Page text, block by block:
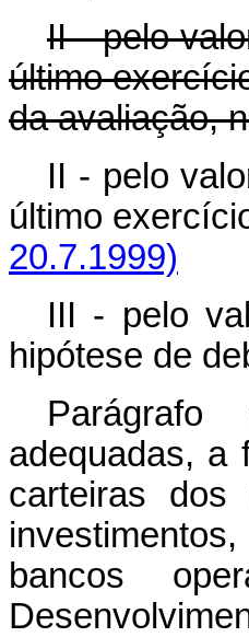
II - pelo
último
da avaliação,
II - pelo
último
20.7.1999)
III - pelo
hipótese de
adequadas, a
carteiras dos
bancos